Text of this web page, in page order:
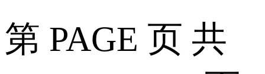
第 PAGE 页 共